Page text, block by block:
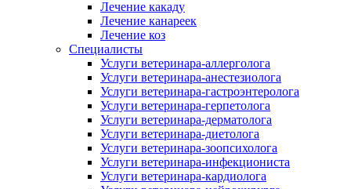
Лечение какаду
Лечение канареек
Лечение коз
Специалисты
Услуги ветеринара-аллерголога
Услуги ветеринара-анестезиолога
Услуги ветеринара-гастроэнтеролога
Услуги ветеринара-герпетолога
Услуги ветеринара-дерматолога
Услуги ветеринара-диетолога
Услуги ветеринара-зоопсихолога
Услуги ветеринара-инфекциониста
Услуги ветеринара-кардиолога